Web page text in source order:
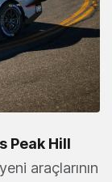
Peak Hill
araçlarının